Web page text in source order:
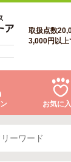
取扱点数
3,000円以上
ヘビ
お気に